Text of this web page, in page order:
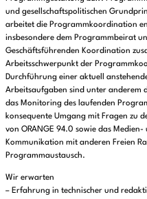
und gesellschaftspolitischen
arbeitet die Programmkoordination
insbesondere dem Programmbeirat
Geschäftsführenden Koordination
Arbeitsschwerpunkt der
Durchführung einer aktuell
Arbeitsaufgaben sind unter anderem
das Monitoring des laufenden
konsequente Umgang mit Fragen zu
von ORANGE 94.0 sowie das
Kommunikation mit anderen Freien
Programmaustausch.
Wir erwarten
– Erfahrung in technischer und